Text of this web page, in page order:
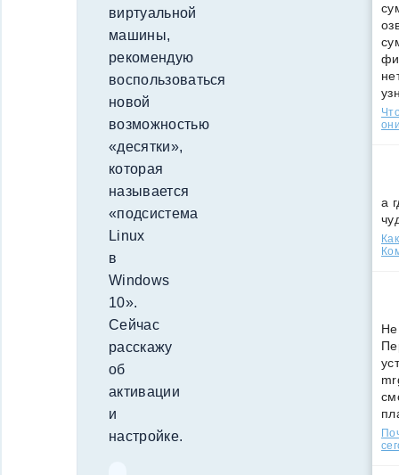
виртуальной
машины,
рекомендую
воспользоваться
новой
возможностью
«десятки»,
которая
называется
«подсистема
Linux
в
Windows
10».
Сейчас
расскажу
об
активации
и
настройке.
а
Не